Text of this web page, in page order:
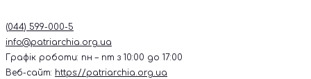
(044) 599-000-5
info@patriarchia.org.ua
Графік роботи: пн – пт з 10:00 до 17:00
Веб-сайт: https://patriarchia.org.ua